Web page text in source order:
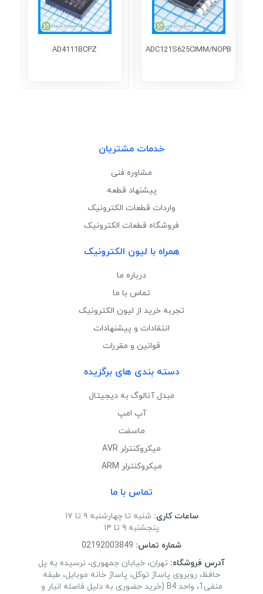
ADC121S625CIMM/NOPB
AD4111BCPZ
خدمات مشتریان
مشاوره فنی
پیشنهاد قطعه
واردات قطعات الکترونیک
فروشگاه قطعات الکترونیک
همراه با لیون الکترونیک
درباره ما
تماس با ما
تجربه خرید از لیون الکترونیک
انتقادات و پیشنهادات
قوانین و مقررات
دسته بندی های برگزیده
مبدل آنالوگ به دیجیتال
آپ امپ
ماسفت
میکروکنترلر AVR
میکروکنترلر ARM
تماس با ما
ساعات کاری: شنبه تا چهارشنبه ۹ تا ۱۷
پنجشنبه ۹ تا ۱۴
شماره تماس: 02192003849
آدرس فروشگاه: تهران، خیابان جمهوری، نرسیده به پل
حافظ، روبروی پاساژ توکل، پاساژ خانه موبایل، طبقه
منفی1، واحد B4 (خرید حضوری به دلیل فاصله انبار و